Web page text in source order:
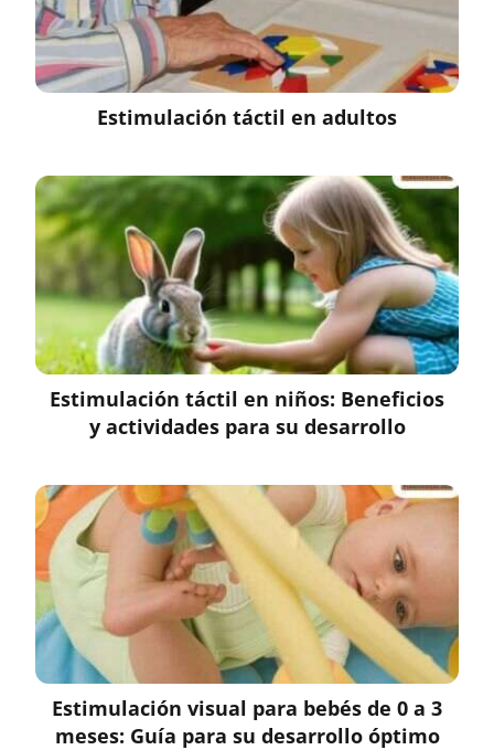
Estimulación táctil en adultos
Estimulación táctil en niños: Beneficios
y actividades para su desarrollo
Estimulación visual para bebés de 0 a 3
meses: Guía para su desarrollo óptimo